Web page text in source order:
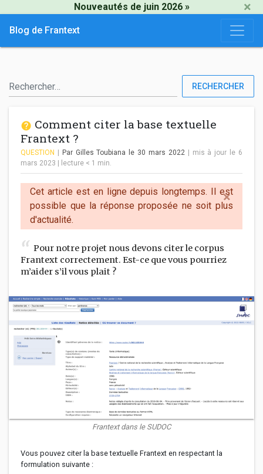
Nouveautés de juin 2026 » ×
Blog de Frantext
RECHERCHER
Comment citer la base textuelle
Frantext ?
QUESTION Par Gilles Toubiana le 30 mars 2022
| mis à jour le 6
mars 2023
lecture < 1 min.
Cet article est en ligne depuis longtemps. Il est
possible que la réponse proposée ne soit plus
d'actualité.
×
Pour notre projet nous devons citer le corpus
Frantext correctement. Est-ce que vous pourriez
m’aider s’il vous plait ?
Frantext dans le SUDOC
Vous pouvez citer la base textuelle Frantext en respectant la
formulation suivante :